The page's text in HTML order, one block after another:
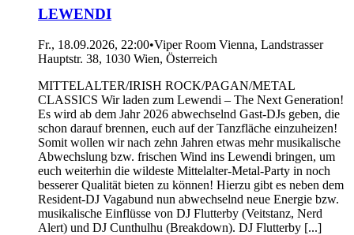
LEWENDI
Fr., 18.09.2026, 22:00•Viper Room Vienna, Landstrasser
Hauptstr. 38, 1030 Wien, Österreich
MITTELALTER/IRISH ROCK/PAGAN/METAL
CLASSICS Wir laden zum Lewendi – The Next Generation!
Es wird ab dem Jahr 2026 abwechselnd Gast-DJs geben, die
schon darauf brennen, euch auf der Tanzfläche einzuheizen!
Somit wollen wir nach zehn Jahren etwas mehr musikalische
Abwechslung bzw. frischen Wind ins Lewendi bringen, um
euch weiterhin die wildeste Mittelalter-Metal-Party in noch
besserer Qualität bieten zu können! Hierzu gibt es neben dem
Resident-DJ Vagabund nun abwechselnd neue Energie bzw.
musikalische Einflüsse von DJ Flutterby (Veitstanz, Nerd
Alert) und DJ Cunthulhu (Breakdown). DJ Flutterby [...]